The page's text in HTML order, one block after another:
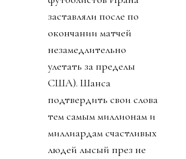
заставляли после по
окончании матчей
незамедлительно
улетать за пределы
США). Шанса
подтвердить свои слова
тем самым миллионам и
миллиардам счастливых
людей лысый през не